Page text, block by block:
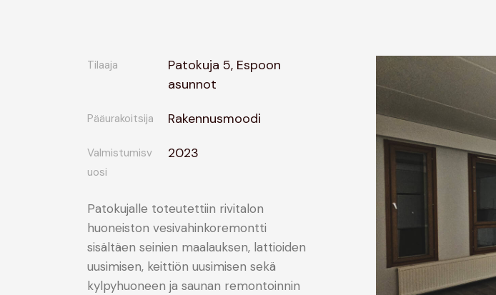
Tilaaja
Patokuja 5, Espoon
asunnot
Pääurakoitsija Rakennusmoodi
Valmistumisv
uosi
2023
Patokujalle toteutettiin rivitalon
huoneiston vesivahinkoremontti
sisältäen seinien maalauksen, lattioiden
uusimisen, keittiön uusimisen sekä
kylpyhuoneen ja saunan remontoinnin